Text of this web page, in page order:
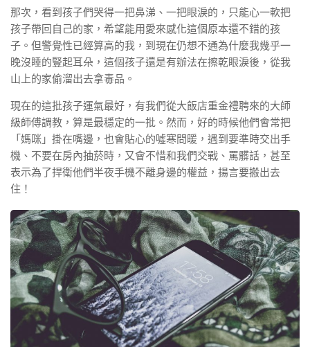
那次，看到孩子們哭得一把鼻涕、一把眼淚的，只能心一軟把
孩子帶回自己的家，希望能用愛來感化這個原本還不錯的孩
子。但警覺性已經算高的我，到現在仍想不通為什麼我幾乎一
晚沒睡的豎起耳朵，這個孩子還是有辦法在擦乾眼淚後，從我
山上的家偷溜出去拿毒品。
現在的這批孩子運氣最好，有我們從大飯店重金禮聘來的大師
級師傅調教，算是最穩定的一批。然而，好的時候他們會常把
「媽咪」掛在嘴邊，也會貼心的噓寒問暖，遇到要準時交出手
機、不要在房內抽菸時，又會不惜和我們交戰、罵髒話，甚至
表示為了捍衛他們半夜手機不離身邊的權益，揚言要搬出去
住！